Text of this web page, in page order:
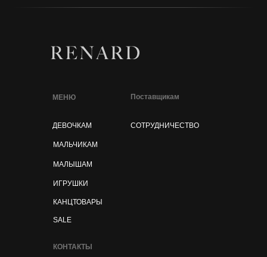
МЕНЮ
ДЕВОЧКАМ
МАЛЬЧИКАМ
МАЛЫШАМ
ИГРУШКИ
КАНЦТОВАРЫ
КОНТАКТЫ
Поставщикам
СОТРУДНИЧЕСТВО
SALE